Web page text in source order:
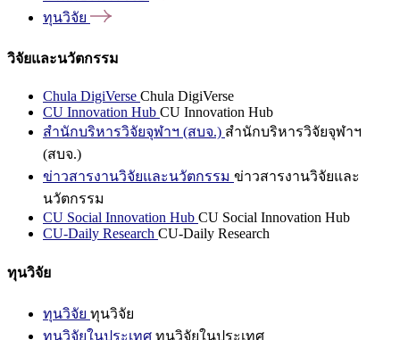
ทุนวิจัย
วิจัยและนวัตกรรม
Chula DigiVerse Chula DigiVerse
CU Innovation Hub CU Innovation Hub
สำนักบริหารวิจัยจุฬาฯ (สบจ.) สำนักบริหารวิจัยจุฬาฯ
(สบจ.)
ข่าวสารงานวิจัยและนวัตกรรม ข่าวสารงานวิจัยและ
นวัตกรรม
CU Social Innovation Hub CU Social Innovation Hub
CU-Daily Research CU-Daily Research
ทุนวิจัย
ทุนวิจัย ทุนวิจัย
ทุนวิจัยในประเทศ ทุนวิจัยในประเทศ